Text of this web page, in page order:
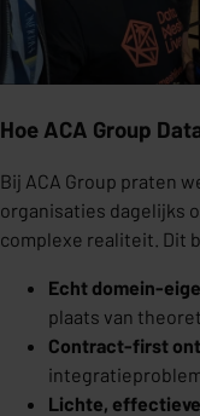
Hoe ACA Group
Bij ACA Group praten
organisaties dagelijks
complexe realiteit. Dit
Echt domein-
plaats van
Contract-first
Lichte,